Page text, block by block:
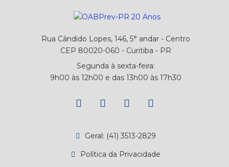
Rua Cândido Lopes, 146, 5° andar - Centro
CEP 80020-060 - Curitiba - PR
Segunda à sexta-feira:
9h00 às 12h00 e das 13h00 às 17h30
Geral: (41) 3513-2829
Política da Privacidade